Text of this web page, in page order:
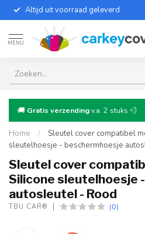
Altijd uit voorraad geleverd
MENU
🚚 Gratis verzendingv.a. 2 stuks 💨
Home /
Sleutel cover compatibel
sleutelhoesje - beschermhoesje
Sleutel cover
Silicone sleutelhoesje
autosleutel - Rood
TBU CAR® (0)